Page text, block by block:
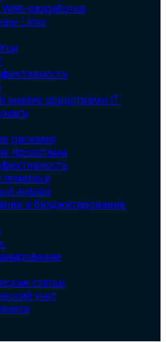
разработка
Linux
анализ средствами IT
рисками
проектами
анализ
и бюджетирование
статьи
учет